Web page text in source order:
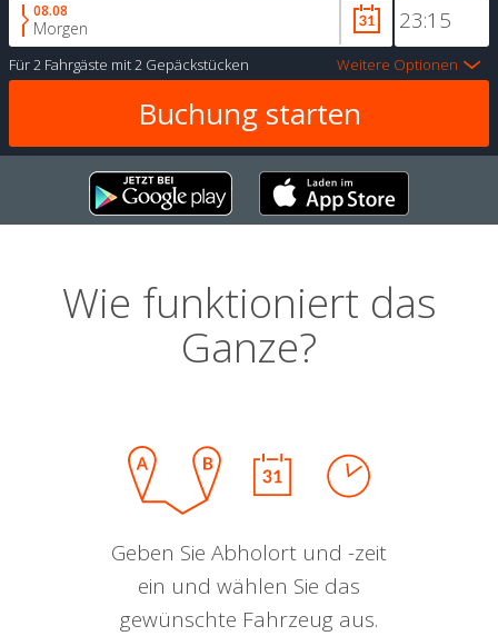
08.08
Morgen
Für2 Fahrgäste mit2 Gepäckstücken Weitere Optionen
Wie funktioniert das
Ganze?
Geben Sie Abholort und -zeit
ein und wählen Sie das
gewünschte Fahrzeug aus.